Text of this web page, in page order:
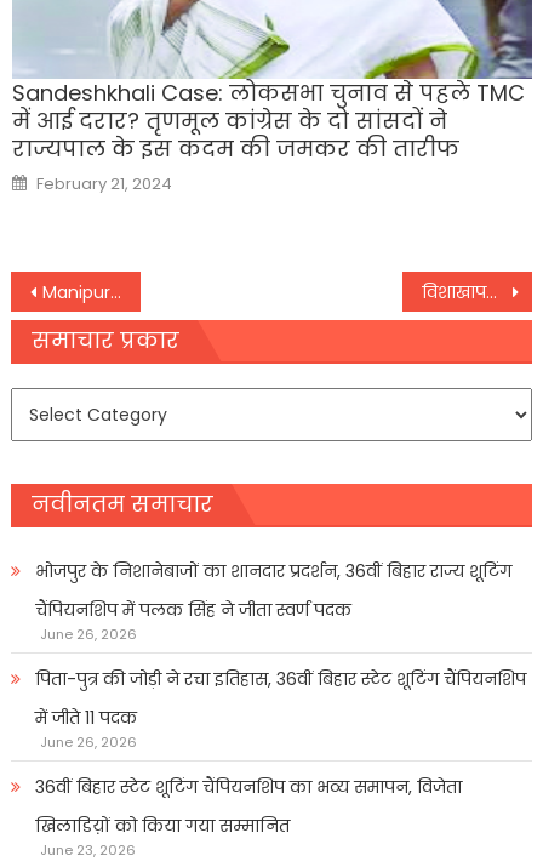
Sandeshkhali Case: लोकसभा चुनाव से पहले TMC
में आई दरार? तृणमूल कांग्रेस के दो सांसदों ने
राज्यपाल के इस कदम की जमकर की तारीफ
Posted
on
February 21, 2024
Post
navigation
Manipur CM आवास के बाहर जुटी बीरेन सिंह के समर्थकों की भारी भीड़ इस्तीफा ना देने की कर रहे मांग – विशाखापट्टनम में फार्मा लैब के रिएक्टर में जबरदस्त धमाका दो लोगों की मौत
समाचार प्रकार
नवीनतम समाचार
भोजपुर के निशानेबाजों का शानदार प्रदर्शन, 36वीं बिहार राज्य शूटिंग
चैंपियनशिप में पलक सिंह ने जीता स्वर्ण पदक
June 26, 2026
पिता-पुत्र की जोड़ी ने रचा इतिहास, 36वीं बिहार स्टेट शूटिंग चैंपियनशिप
में जीते 11 पदक
June 26, 2026
36वीं बिहार स्टेट शूटिंग चैंपियनशिप का भव्य समापन, विजेता
खिलाडिय़ों को किया गया सम्मानित
June 23, 2026